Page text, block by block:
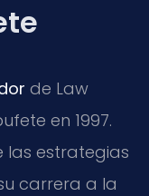
de Law
en 1997.
las estrategias
carrera a la